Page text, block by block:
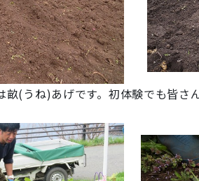
畝(うね)あげです。初体験でも皆